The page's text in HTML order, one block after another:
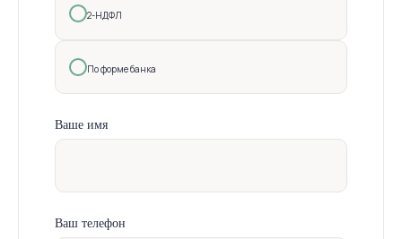
2-НДФЛ
По форме банка
Ваше имя
Ваш телефон